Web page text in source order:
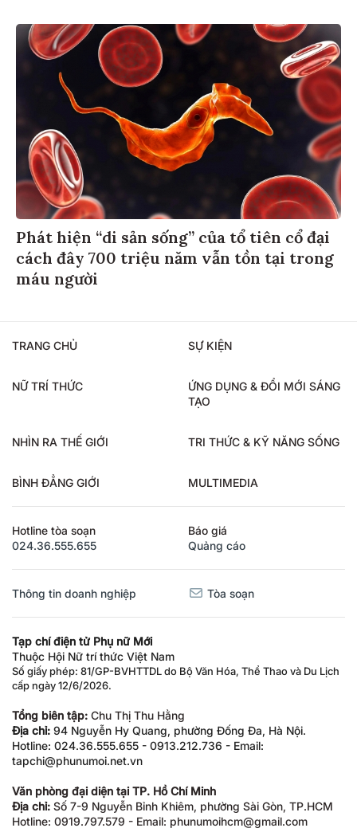
Phát hiện “di sản sống” của tổ tiên cổ đại
cách đây 700 triệu năm vẫn tồn tại trong
máu người
TRANG CHỦ SỰ KIỆN
NỮ TRÍ THỨC
ỨNG DỤNG & ĐỔI MỚI SÁNG
TẠO
NHÌN RA THẾ GIỚI TRI THỨC & KỸ NĂNG SỐNG
BÌNH ĐẲNG GIỚI MULTIMEDIA
Hotline tòa soạn
024.36.555.655
Báo giá
Quảng cáo
Thông tin doanh nghiệp Tòa soạn
Tạp chí điện tử Phụ nữ Mới
Thuộc Hội Nữ trí thức Việt Nam
Số giấy phép: 81/GP-BVHTTDL do Bộ Văn Hóa, Thể Thao và Du Lịch
cấp ngày 12/6/2026.
Tổng biên tập: Chu Thị Thu Hằng
Địa chỉ: 94 Nguyễn Hy Quang, phường Đống Đa, Hà Nội.
Hotline: 024.36.555.655 - 0913.212.736 - Email:
tapchi@phunumoi.net.vn
Văn phòng đại diện tại TP. Hồ Chí Minh
Địa chỉ: Số 7-9 Nguyễn Bỉnh Khiêm, phường Sài Gòn, TP.HCM
Hotline: 0919.797.579 - Email: phunumoihcm@gmail.com